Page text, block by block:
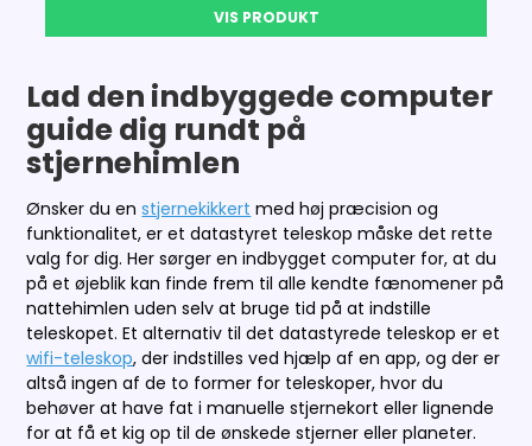
VIS PRODUKT
Lad den indbyggede computer
guide dig rundt på
stjernehimlen
Ønsker du enstjernekikkert med høj præcision og
funktionalitet, er et datastyret teleskop måske det rette
valg for dig. Her sørger en indbygget computer for, at du
på et øjeblik kan finde frem til alle kendte fænomener på
nattehimlen uden selv at bruge tid på at indstille
teleskopet. Et alternativ til det datastyrede teleskop er et
wifi-teleskop, der indstilles ved hjælp af en app, og der er
altså ingen af de to former for teleskoper, hvor du
behøver at have fat i manuelle stjernekort eller lignende
for at få et kig op til de ønskede stjerner eller planeter.